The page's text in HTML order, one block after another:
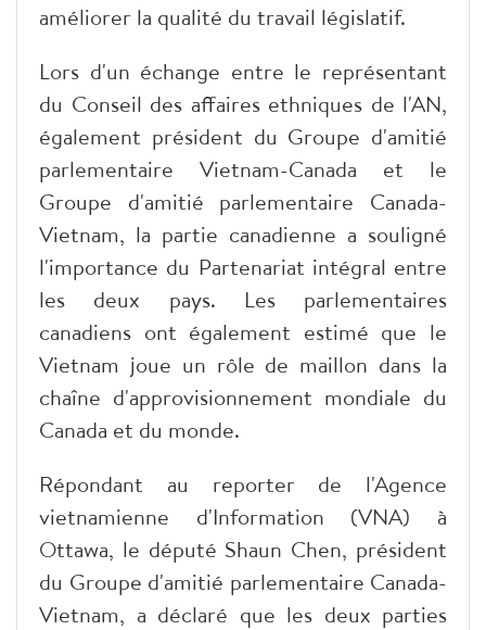
améliorer la qualité du travail législatif.
Lors d'un échange entre le représentant
du Conseil des affaires ethniques de l'AN,
également président du Groupe d'amitié
parlementaire Vietnam-Canada et le
Groupe d'amitié parlementaire Canada-
Vietnam, la partie canadienne a souligné
l'importance du Partenariat intégral entre
les deux pays. Les parlementaires
canadiens ont également estimé que le
Vietnam joue un rôle de maillon dans la
chaîne d'approvisionnement mondiale du
Canada et du monde.
Répondant au reporter de l'Agence
vietnamienne d'Information (VNA) à
Ottawa, le député Shaun Chen, président
du Groupe d'amitié parlementaire Canada-
Vietnam, a déclaré que les deux parties